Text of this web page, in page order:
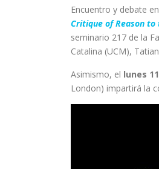
Encuentro y debate
Critique of Reason
seminario 217 de la
Catalina (UCM),
Asimismo, el lunes
London) impartirá la